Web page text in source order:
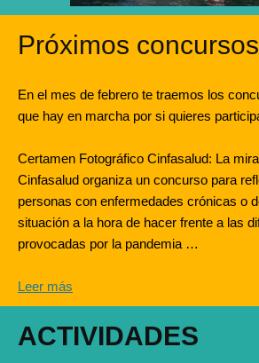
Próximos concursos
En el mes de febrero te traemos los
que hay en marcha por si quieres
Certamen Fotográfico Cinfasalud: La
Cinfasalud organiza un concurso para
personas con enfermedades crónicas o
situación a la hora de hacer frente a las
provocadas por la pandemia …
Leer más
ACTIVIDADES